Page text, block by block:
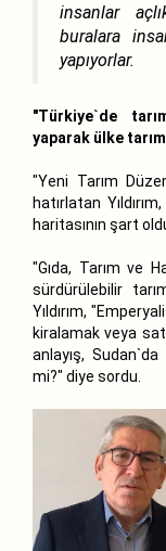
insanlar
buralara
yapıyorlar.
"Türkiye`de
yaparak ülke
"Yeni Tarım
hatırlatan
haritasının şart
"Gıda, Tarım ve
sürdürülebilir
Yıldırım,
kiralamak veya
anlayış,
mi?" diye sordu.